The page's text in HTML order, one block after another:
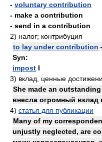
- voluntary contribution
- make a contribution
- send in a contribution
2) налог; контрибуция
to lay under contribution
Syn:
impost I
3) вклад, ценные
She made an
внесла огромный вклад
4) статья для публикации
Many of my
unjustly neglected, are